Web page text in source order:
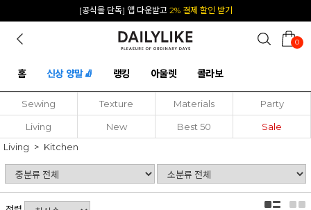
[공식몰 단독] 앱 다운받고 2% 결제 할인 받기
0
홈 신상 양말🧦 랭킹 아울렛 콜라보
Sewing Texture Materials Party
Living New Best 50
Sale
Living
Kitchen